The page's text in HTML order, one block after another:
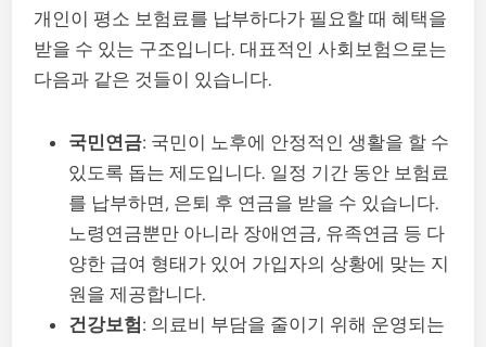
개인이 평소 보험료를 납부하다가 필요할 때 혜택을
받을 수 있는 구조입니다. 대표적인 사회보험으로는
다음과 같은 것들이 있습니다.
국민연금: 국민이 노후에 안정적인 생활을 할 수
있도록 돕는 제도입니다. 일정 기간 동안 보험료
를 납부하면, 은퇴 후 연금을 받을 수 있습니다.
노령연금뿐만 아니라 장애연금, 유족연금 등 다
양한 급여 형태가 있어 가입자의 상황에 맞는 지
원을 제공합니다.
건강보험: 의료비 부담을 줄이기 위해 운영되는